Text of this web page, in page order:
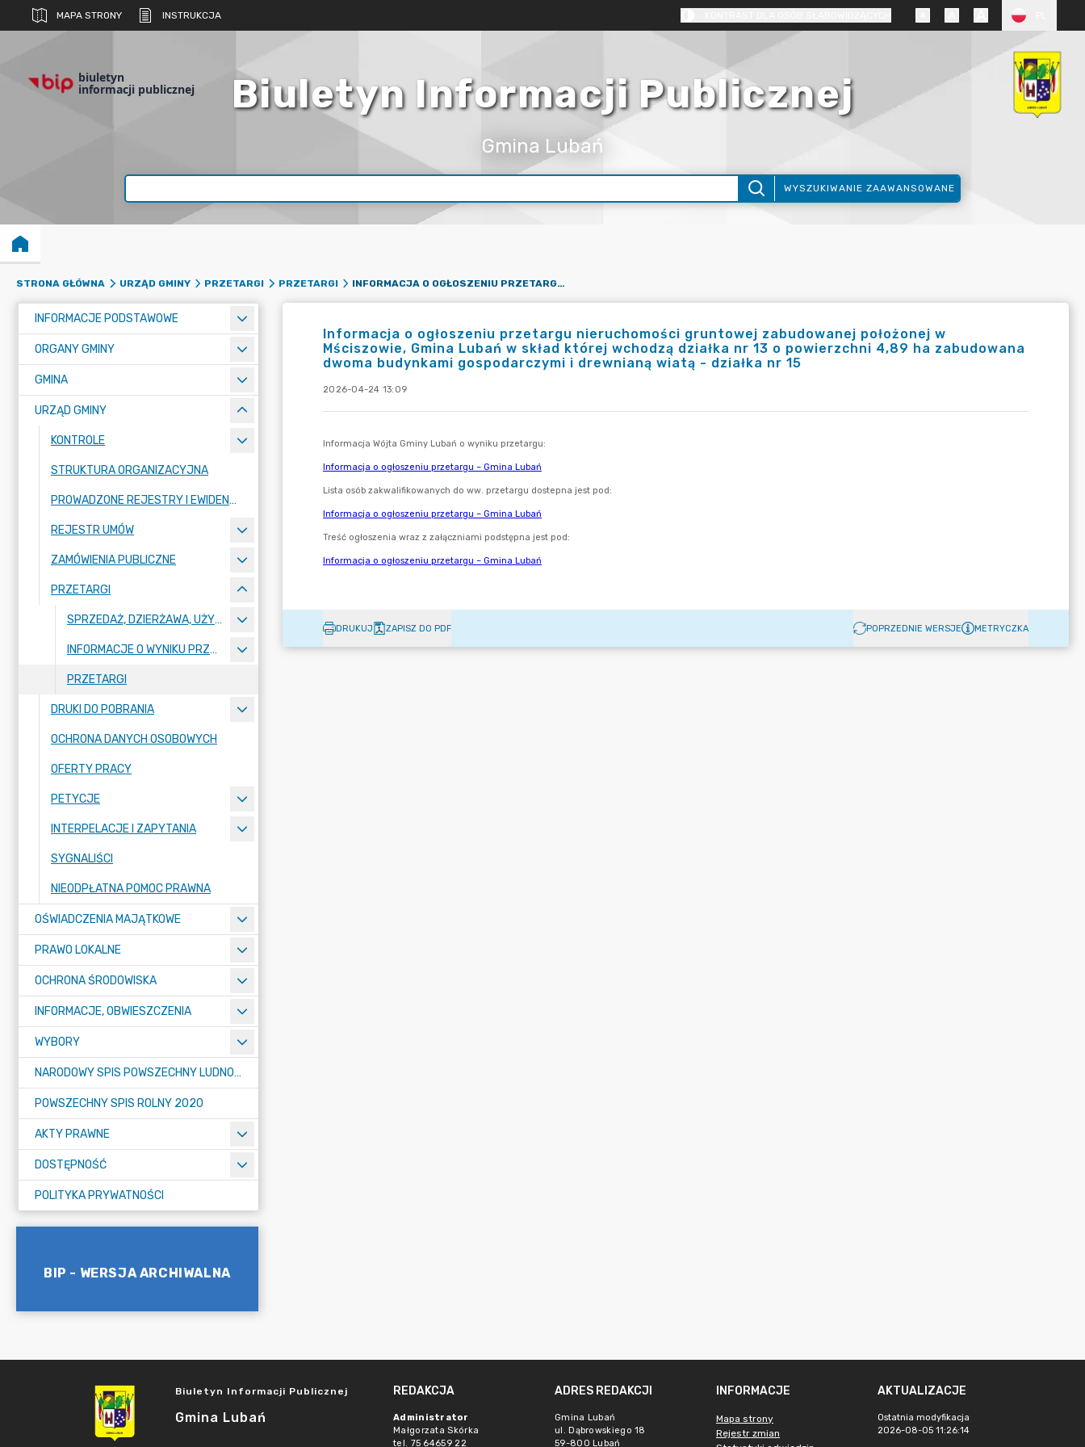
MAPA STRONY INSTRUKCJA
biuletyn
informacji publicznej Biuletyn Informacji Publicznej
Gmina Lubań
WYSZUKIWANIE ZAAWANSOWANE
STRONA GŁÓWNA URZĄD GMINY PRZETARGI PRZETARGI INFORMACJA O OGŁOSZENIU PRZETARGU NIERUCHOMOŚCI GRUNTOWEJ ZABUDOWANEJ POŁOŻONEJ W MŚCISZOWIE, GMINA LUBAŃ W SKŁAD KTÓREJ WCHODZĄ DZIAŁKA NR 13 O POWIERZCHNI 4,89 HA ZABUDOWANA DWOMA BUDYNKAMI GOSPODARCZYMI I DREWNIANĄ WIATĄ - DZIAŁKA NR 15
INFORMACJE PODSTAWOWE
ORGANY GMINY
GMINA
URZĄD GMINY
KONTROLE
STRUKTURA ORGANIZACYJNA
PROWADZONE REJESTRY I EWIDENCJE
REJESTR UMÓW
ZAMÓWIENIA PUBLICZNE
PRZETARGI
SPRZEDAŻ, DZIERŻAWA, UŻYCZENIE NIERUCHOMOŚCI - OGŁOSZENIA
INFORMACJE O WYNIKU PRZETARGU
PRZETARGI
DRUKI DO POBRANIA
OCHRONA DANYCH OSOBOWYCH
OFERTY PRACY
PETYCJE
INTERPELACJE I ZAPYTANIA
SYGNALIŚCI
NIEODPŁATNA POMOC PRAWNA
OŚWIADCZENIA MAJĄTKOWE
PRAWO LOKALNE
OCHRONA ŚRODOWISKA
INFORMACJE, OBWIESZCZENIA
WYBORY
NARODOWY SPIS POWSZECHNY LUDNOŚCI I MIESZKAŃ W 2021
POWSZECHNY SPIS ROLNY 2020
AKTY PRAWNE
DOSTĘPNOŚĆ
POLITYKA PRYWATNOŚCI
BIP - WERSJA ARCHIWALNA
Informacja o ogłoszeniu przetargu nieruchomości gruntowej zabudowanej położonej w
Mściszowie, Gmina Lubań w skład której wchodzą działka nr 13 o powierzchni 4,89 ha zabudowana
dwoma budynkami gospodarczymi i drewnianą wiatą - działka nr 15
2026-04-24 13:09
DRUKUJ ZAPISZ DO PDF POPRZEDNIE WERSJE METRYCZKA
Biuletyn Informacji Publicznej
Gmina Lubań
REDAKCJA
Administrator
Małgorzata Skórka
tel. 75 64659 22
ADRES REDAKCJI
Gmina Lubań
ul. Dąbrowskiego 18
59-800 Lubań
INFORMACJE
Mapa strony
Rejestr zmian
AKTUALIZACJE
Ostatnia modyfikacja
2026-08-05 11:26:14